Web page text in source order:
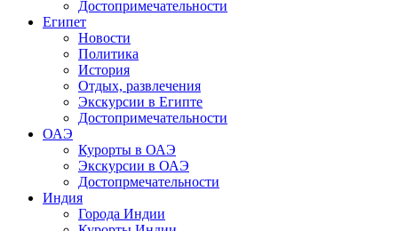
Достопримечательности
Египет
Новости
Политика
История
Отдых, развлечения
Экскурсии в Египте
Достопримечательности
ОАЭ
Курорты в ОАЭ
Экскурсии в ОАЭ
Достопрмечательности
Индия
Города Индии